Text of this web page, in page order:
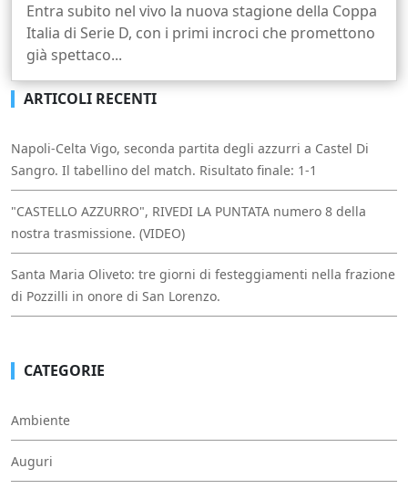
Entra subito nel vivo la nuova stagione della Coppa
Italia di Serie D, con i primi incroci che promettono
già spettaco...
ARTICOLI RECENTI
Napoli-Celta Vigo, seconda partita degli azzurri a Castel Di
Sangro. Il tabellino del match. Risultato finale: 1-1
"CASTELLO AZZURRO", RIVEDI LA PUNTATA numero 8 della
nostra trasmissione. (VIDEO)
Santa Maria Oliveto: tre giorni di festeggiamenti nella frazione
di Pozzilli in onore di San Lorenzo.
CATEGORIE
Ambiente
Auguri